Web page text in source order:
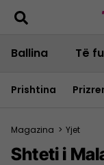
Ballina Të
Prishtina
Magazina > Yjet
Shteti i